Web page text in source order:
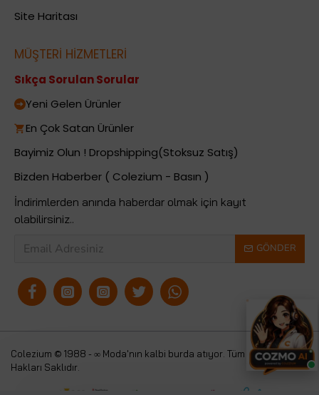
Site Haritası
MÜŞTERİ HİZMETLERİ
Sıkça Sorulan Sorular
Yeni Gelen Ürünler
En Çok Satan Ürünler
Bayimiz Olun ! Dropshipping(Stoksuz Satış)
Bizden Haberber ( Colezium - Basın )
İndirimlerden anında haberdar olmak için kayıt
olabilirsiniz..
GÖNDER
Colezium © 1988 - ∞ Moda'nın kalbi burda atıyor. Tüm
Hakları Saklıdır.
Colezium